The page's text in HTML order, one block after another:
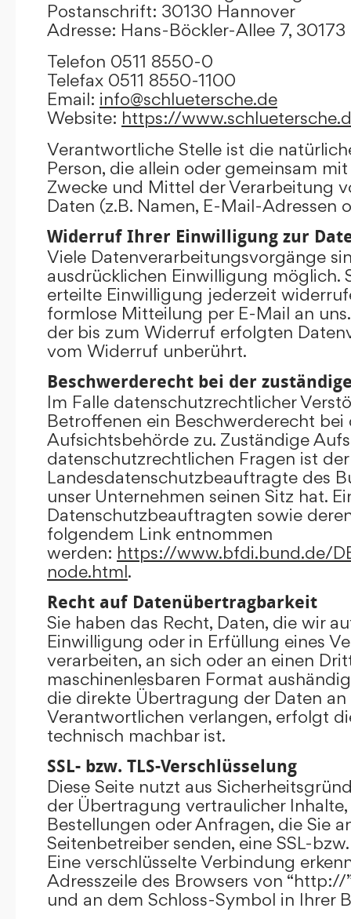
Postanschrift: 30130 Hannover
Adresse: Hans-Böckler-Allee 7,
Telefon 0511 8550-0
Telefax 0511 8550-1100
Email: info@schluetersche.de
Website: https://
Verantwortliche Stelle ist die
Person, die allein oder gemeinsam
Zwecke und Mittel der Verarbeitung
Daten (z.B. Namen, E-Mail-Adressen
Widerruf Ihrer Einwilligung zur
Viele Datenverarbeitungsvorgänge
ausdrücklichen Einwilligung möglich.
erteilte Einwilligung jederzeit
formlose Mitteilung per E-Mail an
der bis zum Widerruf erfolgten
vom Widerruf unberührt.
Beschwerderecht bei der
Im Falle datenschutzrechtlicher
Betroffenen ein Beschwerderecht bei
Aufsichtsbehörde zu. Zuständige
datenschutzrechtlichen Fragen ist der
Landesdatenschutzbeauftragte des
unser Unternehmen seinen Sitz hat.
Datenschutzbeauftragten sowie
folgendem Link entnommen
werden: https://www.bfdi.bund.de/
node.html.
Recht auf Datenübertragbarkeit
Sie haben das Recht, Daten, die wir
Einwilligung oder in Erfüllung eines
verarbeiten, an sich oder an einen
maschinenlesbaren Format
die direkte Übertragung der Daten
Verantwortlichen verlangen, erfolgt
technisch machbar ist.
SSL- bzw. TLS-Verschlüsselung
Diese Seite nutzt aus
der Übertragung vertraulicher
Bestellungen oder Anfragen, die Sie
Seitenbetreiber senden, eine SSL-
Eine verschlüsselte Verbindung
Adresszeile des Browsers von
und an dem Schloss-Symbol in Ihrer